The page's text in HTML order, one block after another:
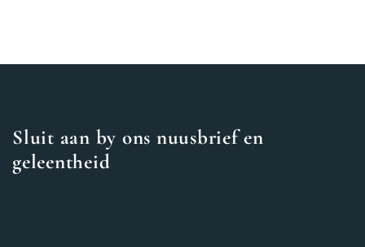
Sluit aan by ons nuusbrief en
geleentheid